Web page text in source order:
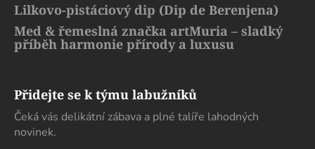
Lilkovo-pistáciový dip (Dip de Berenjena)
Med & řemeslná značka artMuria – sladký
příběh harmonie přírody a luxusu
Přidejte se k týmu labužníků
Čeká vás delikátní zábava a plné talíře lahodných
novinek.